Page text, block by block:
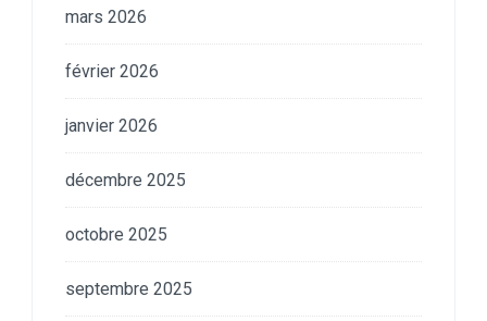
mars 2026
février 2026
janvier 2026
décembre 2025
octobre 2025
septembre 2025